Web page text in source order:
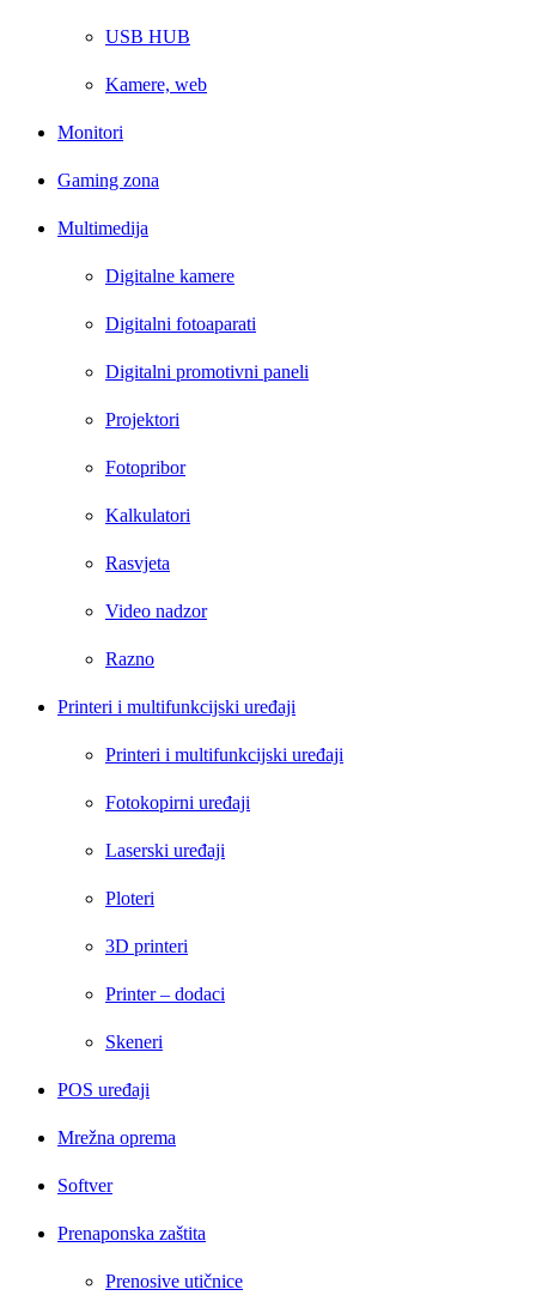
USB HUB
Kamere, web
Monitori
Gaming zona
Multimedija
Digitalne kamere
Digitalni fotoaparati
Digitalni promotivni paneli
Projektori
Fotopribor
Kalkulatori
Rasvjeta
Video nadzor
Razno
Printeri i multifunkcijski uređaji
Printeri i multifunkcijski uređaji
Fotokopirni uređaji
Laserski uređaji
Ploteri
3D printeri
Printer – dodaci
Skeneri
POS uređaji
Mrežna oprema
Softver
Prenaponska zaštita
Prenosive utičnice